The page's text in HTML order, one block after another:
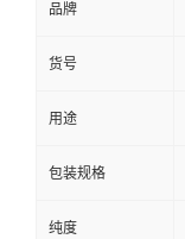
品牌
货号
用途
包装规格
纯度